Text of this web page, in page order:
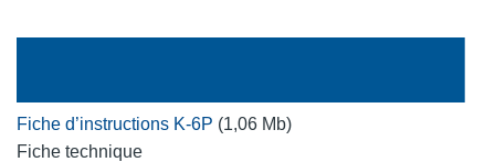
Fiche d’instructions K-6P (1,06 Mb)
Fiche technique